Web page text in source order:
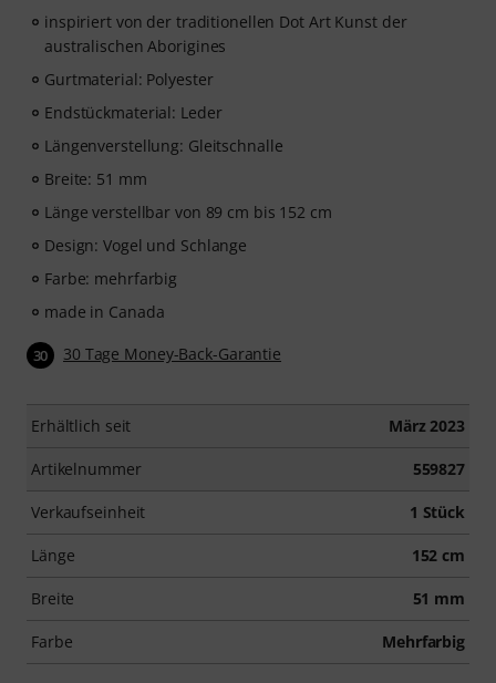
inspiriert von der traditionellen Dot Art Kunst der
australischen Aborigines
Gurtmaterial: Polyester
Endstückmaterial: Leder
Längenverstellung: Gleitschnalle
Breite: 51 mm
Länge verstellbar von 89 cm bis 152 cm
Design: Vogel und Schlange
Farbe: mehrfarbig
made in Canada
30 30 Tage Money-Back-Garantie
Erhältlich seit März 2023
Artikelnummer 559827
Verkaufseinheit 1 Stück
Länge 152 cm
Breite 51 mm
Farbe Mehrfarbig